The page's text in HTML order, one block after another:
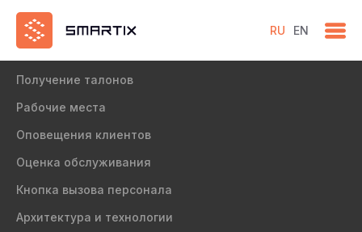
RU EN
Продукт
Получение талонов
Рабочие места
Оповещения клиентов
Оценка обслуживания
Кнопка вызова персонала
Архитектура и технологии